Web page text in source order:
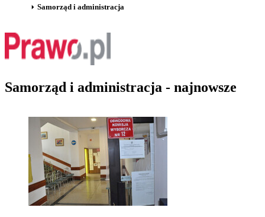
Samorząd i administracja
Samorząd i administracja - najnowsze